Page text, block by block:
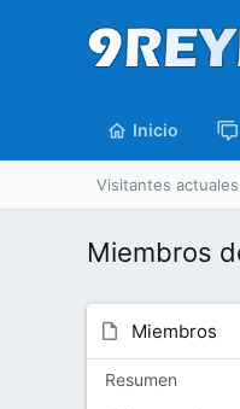
Inicio
Visitantes actuales
Miembros
Miembros
Resumen